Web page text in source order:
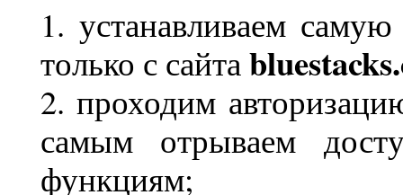
устанавливаем
только с сайта
проходим
самым отрываем
функциям;